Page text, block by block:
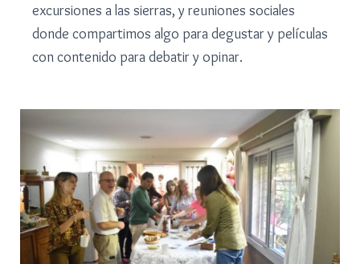
excursiones a las sierras, y reuniones sociales
donde compartimos algo para degustar y películas
con contenido para debatir y opinar.